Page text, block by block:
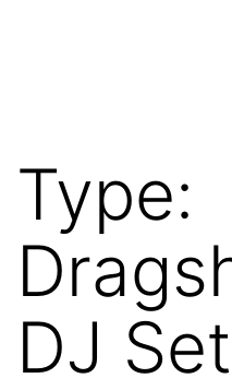
Type:
DJ Set